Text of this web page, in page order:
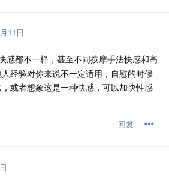
11日
感都不一样，甚至不同按摩手法快感和高
经验对你来说不一定适用，自慰的时候
或者想象这是一种快感，可以加快性感
回复